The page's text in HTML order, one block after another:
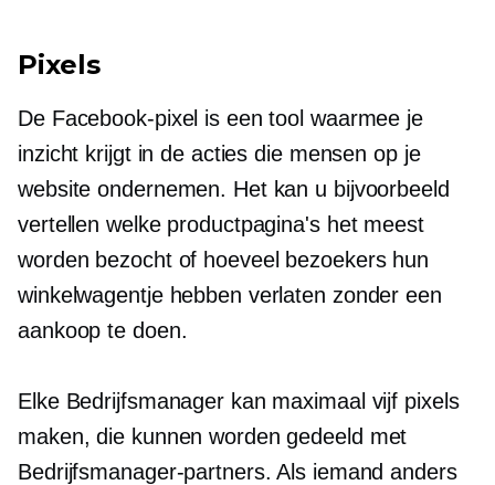
Pixels
De Facebook-pixel is een tool waarmee je
inzicht krijgt in de acties die mensen op je
website ondernemen. Het kan u bijvoorbeeld
vertellen welke productpagina's het meest
worden bezocht of hoeveel bezoekers hun
winkelwagentje hebben verlaten zonder een
aankoop te doen.
Elke Bedrijfsmanager kan maximaal vijf pixels
maken, die kunnen worden gedeeld met
Bedrijfsmanager-partners. Als iemand anders